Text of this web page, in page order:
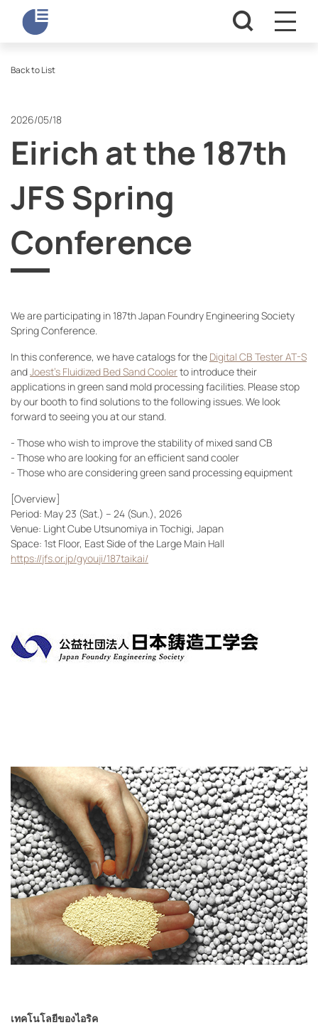
Back to List
2026/05/18
Eirich at the 187th
JFS Spring
Conference
We are participating in 187th Japan Foundry Engineering Society
Spring Conference.
In this conference, we have catalogs for the Digital CB Tester AT-S
andJoest’s Fluidized Bed Sand Coolerto introduce their
applications in green sand mold processing facilities. Please stop
by our booth to find solutions to the following issues. We look
forward to seeing you at our stand.
- Those who wish to improve the stability of mixed sand CB
- Those who are looking for an efficient sand cooler
- Those who are considering green sand processing equipment
[Overview]
Period: May 23 (Sat.) – 24 (Sun.), 2026
Venue: Light Cube Utsunomiya in Tochigi, Japan
Space: 1st Floor, East Side of the Large Main Hall
https://jfs.or.jp/gyouji/187taikai/
เทคโนโลยีของไอริค